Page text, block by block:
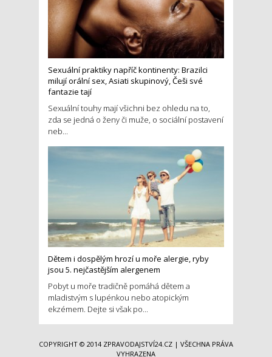
Sexuální praktiky napříč kontinenty: Brazilci
milují orální sex, Asiati skupinový, Češi své
fantazie tají
Sexuální touhy mají všichni bez ohledu na to,
zda se jedná o ženy či muže, o sociální postavení
neb...
Dětem i dospělým hrozí u moře alergie, ryby
jsou 5. nejčastějším alergenem
Pobyt u moře tradičně pomáhá dětem a
mladistvým s lupénkou nebo atopickým
ekzémem. Dejte si však po...
COPYRIGHT © 2014 ZPRAVODAJSTVÍ24.CZ | VŠECHNA PRÁVA
VYHRAZENA